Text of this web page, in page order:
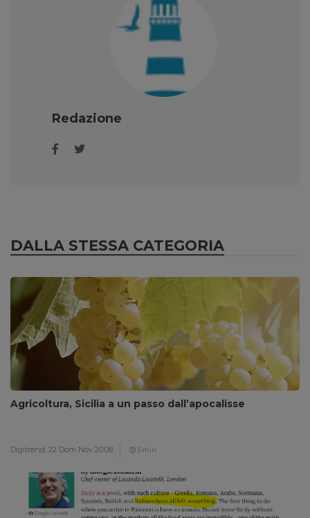
Redazione
DALLA STESSA CATEGORIA
Agricoltura, Sicilia a un passo dall’apocalisse
Digitrend, 22 Dom Nov 20:08 3 min